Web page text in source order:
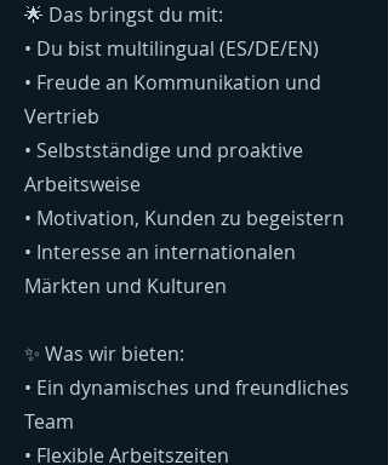
🌟 Das bringst du mit:
•⁠ ⁠Du bist multilingual (ES/DE/EN)
•⁠ ⁠Freude an Kommunikation und
Vertrieb
•⁠ ⁠Selbstständige und proaktive
Arbeitsweise
•⁠ ⁠Motivation, Kunden zu begeistern
•⁠ ⁠Interesse an internationalen
Märkten und Kulturen
✨ Was wir bieten:
•⁠ ⁠Ein dynamisches und freundliches
Team
•⁠ ⁠Flexible Arbeitszeiten